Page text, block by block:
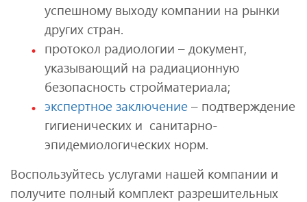
успешному выходу компании на рынки
других стран.
протокол радиологии – документ,
указывающий на радиационную
безопасность стройматериала;
экспертное заключение – подтверждение
гигиенических и санитарно-
эпидемиологических норм.
Воспользуйтесь услугами нашей компании и
получите полный комплект разрешительных